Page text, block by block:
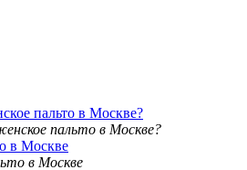
пальто в Москве?
в Москве